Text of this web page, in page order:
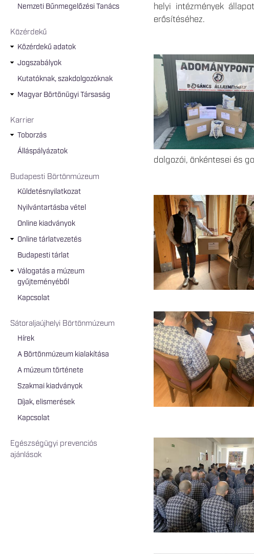
Nemzeti Bűnmegelőzési Tanács
Közérdekű
Közérdekű adatok
Jogszabályok
Kutatóknak, szakdolgozóknak
Magyar Börtönügyi Társaság
Karrier
Toborzás
Álláspályázatok
Budapesti Börtönmúzeum
Küldetésnyilatkozat
Nyilvántartásba vétel
Online kiadványok
Online tárlatvezetés
Budapesti tárlat
Válogatás a múzeum
gyűjteményéből
Kapcsolat
Sátoraljaújhelyi Börtönmúzeum
Hírek
A Börtönmúzeum kialakítása
A múzeum története
Szakmai kiadványok
Díjak, elismerések
Kapcsolat
Egészségügyi prevenciós
ajánlások
helyi intézmények
erősítéséhez.
dolgozói, önkéntesei és